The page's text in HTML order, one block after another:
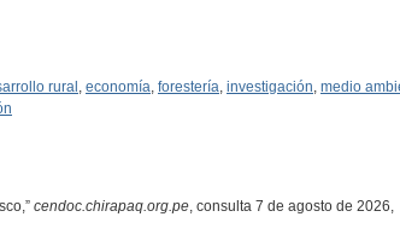
rural economía forestería investigación medio
cendoc.chirapaq.org.pe , consulta 7 de agosto de 2026,